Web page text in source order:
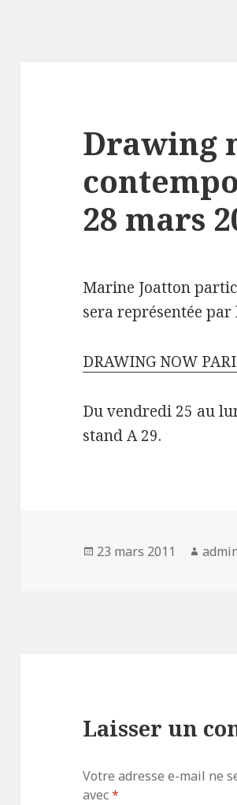
Drawing
28 mars
Marine Joatton
sera représentée
DRAWING NOW
Du vendredi 25 au
stand A 29.
Publié
23 mars 2011
Laisser un
Votre adresse e-mail ne
avec*